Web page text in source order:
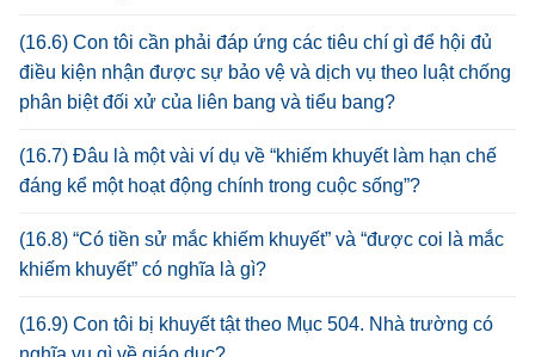
(16.6) Con tôi cần phải đáp ứng các tiêu chí gì để hội đủ
điều kiện nhận được sự bảo vệ và dịch vụ theo luật chống
phân biệt đối xử của liên bang và tiểu bang?
(16.7) Đâu là một vài ví dụ về “khiếm khuyết làm hạn chế
đáng kể một hoạt động chính trong cuộc sống”?
(16.8) “Có tiền sử mắc khiếm khuyết” và “được coi là mắc
khiếm khuyết” có nghĩa là gì?
(16.9) Con tôi bị khuyết tật theo Mục 504. Nhà trường có